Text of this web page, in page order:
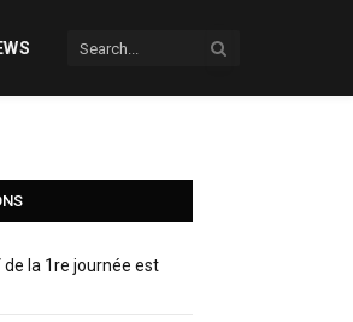
de la 1re journée est